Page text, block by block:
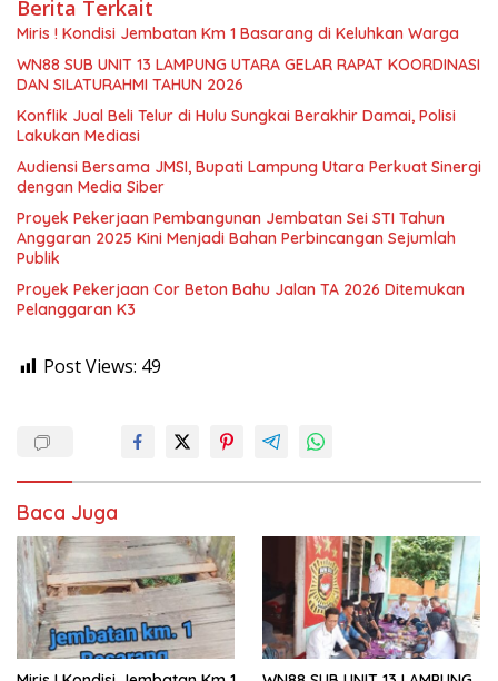
Berita Terkait
Miris ! Kondisi Jembatan Km 1 Basarang di Keluhkan Warga
WN88 SUB UNIT 13 LAMPUNG UTARA GELAR RAPAT KOORDINASI
DAN SILATURAHMI TAHUN 2026
Konflik Jual Beli Telur di Hulu Sungkai Berakhir Damai, Polisi
Lakukan Mediasi
Audiensi Bersama JMSI, Bupati Lampung Utara Perkuat Sinergi
dengan Media Siber
Proyek Pekerjaan Pembangunan Jembatan Sei STI Tahun
Anggaran 2025 Kini Menjadi Bahan Perbincangan Sejumlah
Publik
Proyek Pekerjaan Cor Beton Bahu Jalan TA 2026 Ditemukan
Pelanggaran K3
Post Views: 49
Baca Juga